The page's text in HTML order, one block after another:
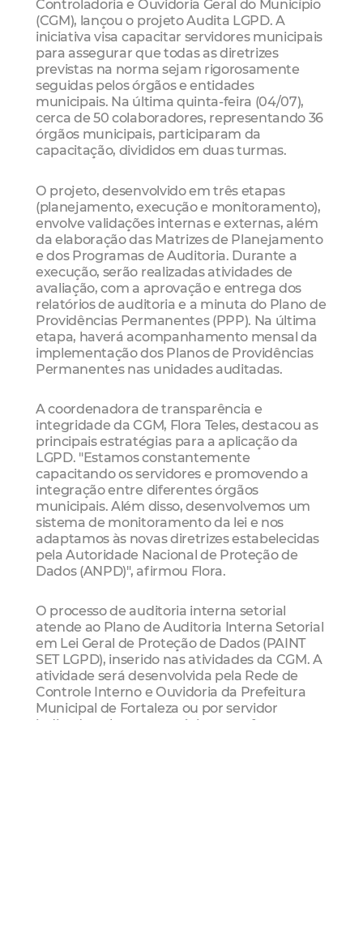
Controladoria e Ouvidoria Geral do Município
(CGM), lançou o projeto Audita LGPD. A
iniciativa visa capacitar servidores municipais
para assegurar que todas as diretrizes
previstas na norma sejam rigorosamente
seguidas pelos órgãos e entidades
municipais. Na última quinta-feira (04/07),
cerca de 50 colaboradores, representando 36
órgãos municipais, participaram da
capacitação, divididos em duas turmas.
O projeto, desenvolvido em três etapas
(planejamento, execução e monitoramento),
envolve validações internas e externas, além
da elaboração das Matrizes de Planejamento
e dos Programas de Auditoria. Durante a
execução, serão realizadas atividades de
avaliação, com a aprovação e entrega dos
relatórios de auditoria e a minuta do Plano de
Providências Permanentes (PPP). Na última
etapa, haverá acompanhamento mensal da
implementação dos Planos de Providências
Permanentes nas unidades auditadas.
A coordenadora de transparência e
integridade da CGM, Flora Teles, destacou as
principais estratégias para a aplicação da
LGPD. "Estamos constantemente
capacitando os servidores e promovendo a
integração entre diferentes órgãos
municipais. Além disso, desenvolvemos um
sistema de monitoramento da lei e nos
adaptamos às novas diretrizes estabelecidas
pela Autoridade Nacional de Proteção de
Dados (ANPD)", afirmou Flora.
O processo de auditoria interna setorial
atende ao Plano de Auditoria Interna Setorial
em Lei Geral de Proteção de Dados (PAINT
SET LGPD), inserido nas atividades da CGM. A
atividade será desenvolvida pela Rede de
Controle Interno e Ouvidoria da Prefeitura
Municipal de Fortaleza ou por servidor
indicado pelo gestor máximo, conforme